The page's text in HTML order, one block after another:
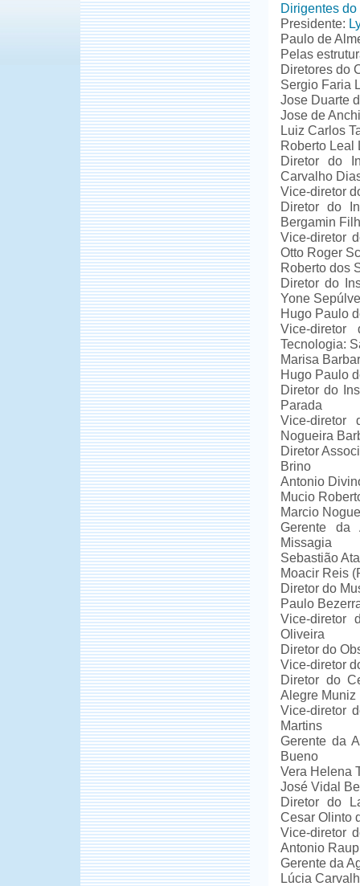
Dirigentes
Presidente:
Paulo de
Pelas
Diretores do
Sergio Faria
Jose Duarte
Jose de
Luiz Carlos
Roberto Leal
Diretor do
Carvalho
Vice-diretor
Diretor do
Bergamin
Vice-diretor
Otto Roger
Roberto dos
Diretor do
Yone
Hugo Paulo
Vice-
Tecnologia:
Marisa
Hugo Paulo
Diretor do
Parada
Vice-diretor
Nogueira
Diretor
Brino
Antonio
Mucio
Marcio
Gerente da
Missagia
Sebastião
Moacir Reis
Diretor do
Paulo
Vice-diretor
Oliveira
Diretor do
Vice-diretor
Diretor do
Alegre Muniz
Vice-diretor
Martins
Gerente da
Bueno
Vera Helena
José Vidal
Diretor do
Cesar Olinto
Vice-diretor
Antonio
Gerente da
Lúcia